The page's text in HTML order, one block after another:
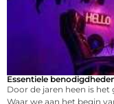
Essentiele
Door de jaren heen is
Waar we aan het begin